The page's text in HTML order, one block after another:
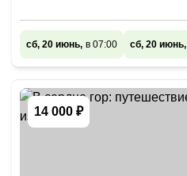
сб, 20 июнь, в 07:00 сб, 20 июнь,
14 000 ₽